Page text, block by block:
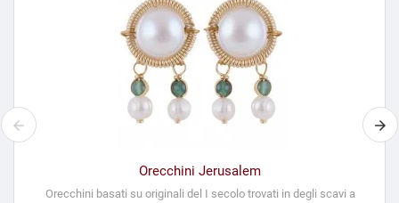
Orecchini Jerusalem
Orecchini basati su originali del I secolo trovati in degli scavi a